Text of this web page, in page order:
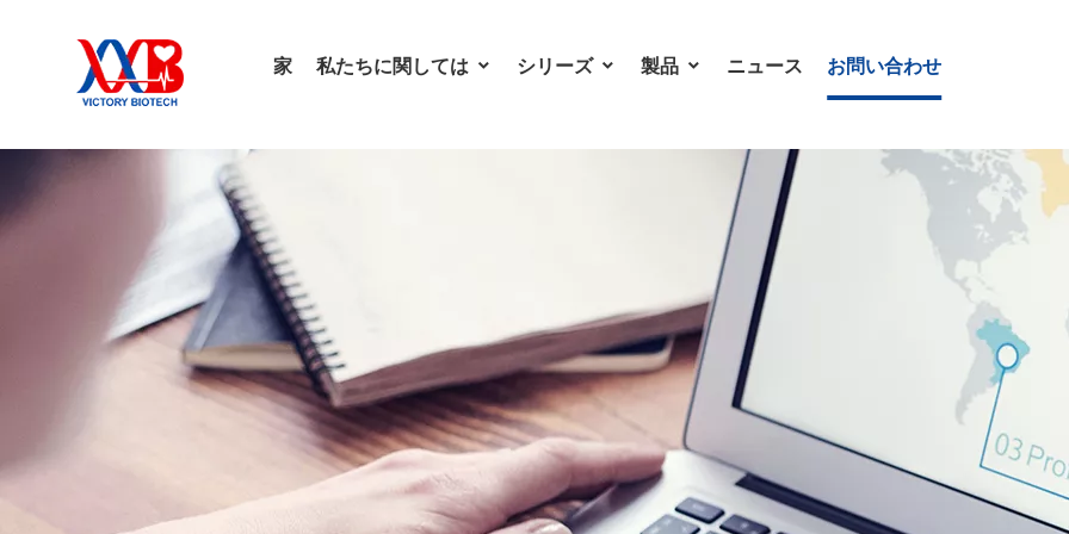
家 私たちに関しては シリーズ 製品 ニュース お問い合わせ